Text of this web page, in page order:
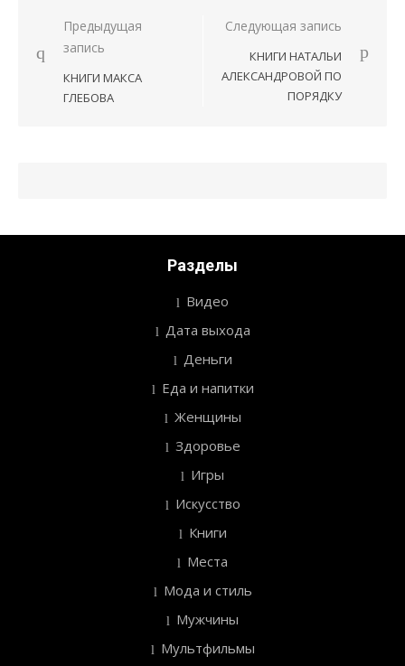
Навигация
записям
Предыдущая
запись
КНИГИ МАКСА
ГЛЕБОВА
Следующая запись
КНИГИ НАТАЛЬИ
АЛЕКСАНДРОВОЙ ПО
ПОРЯДКУ
Разделы
Видео
Дата выхода
Деньги
Еда и напитки
Женщины
Здоровье
Игры
Искусство
Книги
Места
Мода и стиль
Мужчины
Мультфильмы